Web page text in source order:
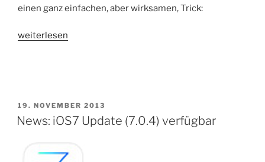
einen ganz einfachen, aber wirksamen, Trick:
„Tipp:
weiterlesen
VERÖFFENTLICHT
AM
19. NOVEMBER 2013
News: iOS7 Update (7.0.4) verfügbar